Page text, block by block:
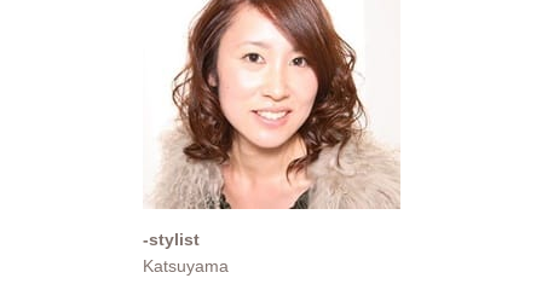
-stylist
Katsuyama